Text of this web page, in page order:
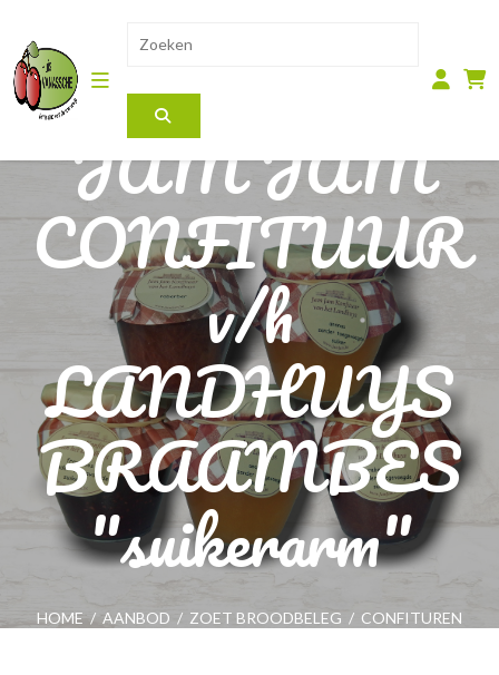
JAM JAM
CONFITUUR
v/h
LANDHUYS
BRAAMBES
"suikerarm"
HOME / AANBOD / ZOET BROODBELEG / CONFITUREN